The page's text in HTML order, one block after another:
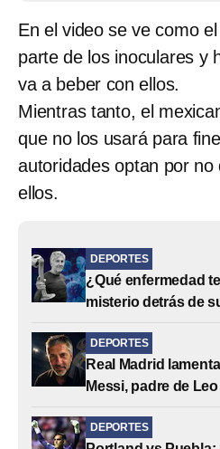
En el video se ve como
parte de los inoculares y
va a beber con ellos.
Mientras tanto, el
que no los usará para
autoridades optan por no
ellos.
DEPORTES
¿Qué enfermedad
misterio detrás de
DEPORTES
Real Madrid
Messi, padre de Leo
DEPORTES